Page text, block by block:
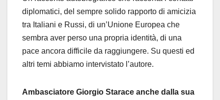
diplomatici, del sempre solido rapporto di amicizia
tra Italiani e Russi, di un’Unione Europea che
sembra aver perso una propria identità, di una
pace ancora difficile da raggiungere. Su questi ed
altri temi abbiamo intervistato l’autore.
Ambasciatore Giorgio Starace anche dalla sua